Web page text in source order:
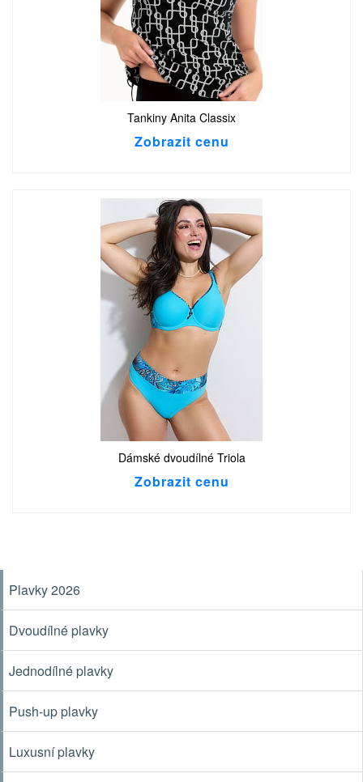
Tankiny Anita Classix
Zobrazit cenu
Dámské dvoudílné Triola
Zobrazit cenu
Plavky 2026
Dvoudílné plavky
Jednodílné plavky
Push-up plavky
Luxusní plavky